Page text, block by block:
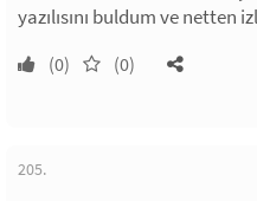
yazılısını buldum ve netten
(0) (0)
205.